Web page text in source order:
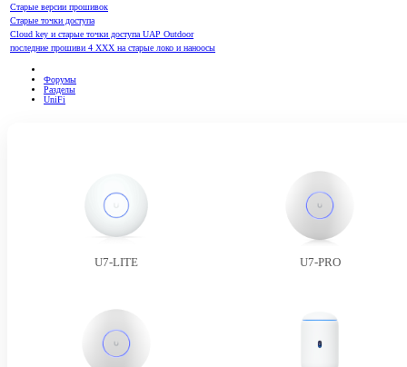
Старые версии прошивок
Старые точки доступа
Cloud key и старые точки доступа UAP Outdoor
последние прошиви 4 ХХХ на старые локо и наноосы
Форумы
Разделы
UniFi
U7-LITE U7-PRO